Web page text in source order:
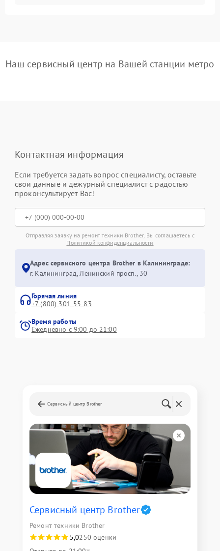
Наш сервисный центр на Вашей станции метро
Контактная информация
Если требуется задать вопрос специалисту, оставьте
свои данные и дежурный специалист с радостью
проконсультирует Вас!
Отправляя заявку на ремонт техники Brother, Вы соглашаетесь с
Политикой конфиденциальности
Адрес сервисного центра Brother в Калининграде:
г. Калининград, Ленинский просп., 30
Горячая линия
+7 (800) 301-55-83
Время работы
Ежедневно с 9:00 до 21:00
Сервисный центр Brother
Сервисный центр Brother
Ремонт техники Brother
5,0250 оценки